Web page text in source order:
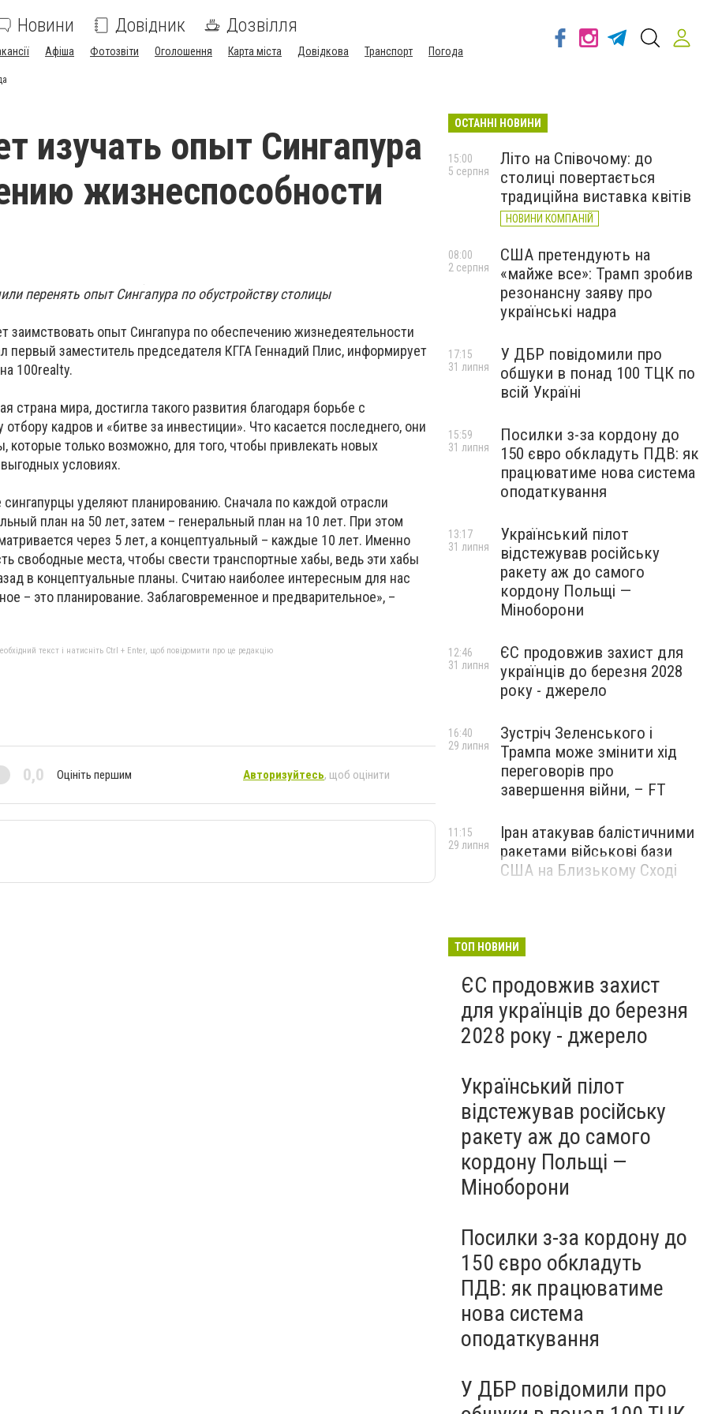
Новини Довідник Дозвілля
Афіша Фотозвіти Оголошення Карта міста Довідкова Транспорт Погода
изучать опыт Сингапура
жизнеспособности
перенять опыт Сингапура по обустройству столицы
заимствовать опыт Сингапура по обеспечению жизнедеятельности
первый заместитель председателя КГГА Геннадий Плис, информирует
100realty.
страна мира, достигла такого развития благодаря борьбе с
кадров и «битве за инвестиции». Что касается последнего, они
которые только возможно, для того, чтобы привлекать новых
условиях.
уделяют планированию. Сначала по каждой отрасли
план на 50 лет, затем – генеральный план на 10 лет. При этом
через 5 лет, а концептуальный – каждые 10 лет. Именно
свободные места, чтобы свести транспортные хабы, ведь эти хабы
в концептуальные планы. Считаю наиболее интересным для нас
– это планирование. Заблаговременное и предварительное», –
текст і натисніть Ctrl + Enter, щоб повідомити про це редакцію
0,0 Оцініть першим Авторизуйтесь, щоб оцінити
ОСТАННІ НОВИНИ
Літо на Співочому: до
столиці повертається
традиційна виставка квітів
НОВИНИ КОМПАНІЙ
15:00
5 серпня
США претендують на
«майже все»: Трамп зробив
резонансну заяву про
українські надра
08:00
2 серпня
У ДБР повідомили про
обшуки в понад 100 ТЦК по
всій Україні
17:15
31 липня
Посилки з-за кордону до
150 євро обкладуть ПДВ: як
працюватиме нова система
оподаткування
15:59
31 липня
Український пілот
відстежував російську
ракету аж до самого
кордону Польщі —
Міноборони
13:17
31 липня
ЄС продовжив захист для
українців до березня 2028
року - джерело
12:46
31 липня
Зустріч Зеленського і
Трампа може змінити хід
переговорів про
завершення війни, – FT
16:40
29 липня
Іран атакував балістичними
ракетами військові бази
США на Близькому Сході
11:15
29 липня
ТОП НОВИНИ
ЄС продовжив захист
для українців до березня
2028 року - джерело
Український пілот
відстежував російську
ракету аж до самого
кордону Польщі —
Міноборони
Посилки з-за кордону до
150 євро обкладуть
ПДВ: як працюватиме
нова система
оподаткування
У ДБР повідомили про